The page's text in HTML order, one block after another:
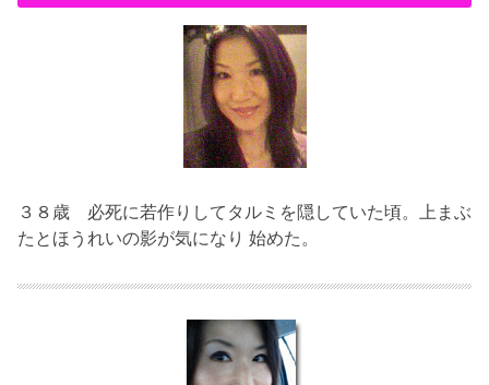
３８歳 必死に若作りしてタルミを隠していた頃。上まぶ
たとほうれいの影が気になり 始めた。